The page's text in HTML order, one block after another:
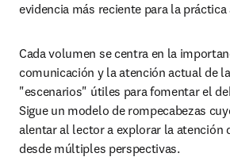
evidencia más reciente para la práctica
Cada volumen se centra en la
comunicación y la atención actual de
"escenarios" útiles para fomentar el
Sigue un modelo de rompecabezas
alentar al lector a explorar la atención
desde múltiples perspectivas.